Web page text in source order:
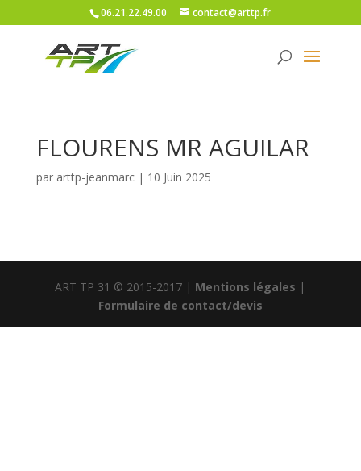
06.21.22.49.00 contact@arttp.fr
FLOURENS MR AGUILAR
par arttp-jeanmarc| 10 Juin 2025
ART TP 31 © 2015-2017 | Mentions légales |
Formulaire de contact/devis